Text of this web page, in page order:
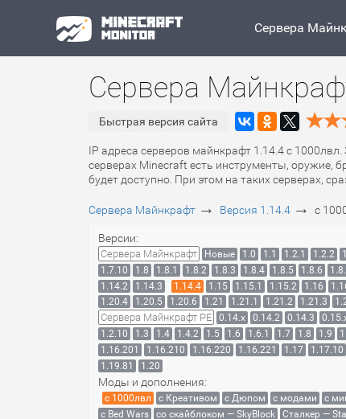
Сервера
Сервера
Быстрая версия сайта
IP адреса серверов майнкрафт 1.14.4 с
серверах Minecraft есть инструменты, оружие,
будет доступно. При этом на таких серверах,
Сервера Майнкрафт → Версия 1.14.4 → с
Версии:
Сервера Майнкрафт Новые 1.0 1.1 1.2.1 1.2.2
1.7.10
1.8 1.8.1 1.8.2 1.8.3 1.8.4 1.8.5 1.8.6
1.14.2
1.14.3 1.14.4 1.15 1.15.1 1.15.2 1.16
1.20.4
1.20.5 1.20.6 1.21 1.21.1 1.21.2 1.21.3
Сервера Майнкрафт PE 0.14.x 0.14.2 0.14.3
1.2.10
1.3 1.4 1.4.2 1.5 1.6 1.6.1 1.7 1.8 1.9
1.16.201
1.16.210 1.16.220 1.16.221 1.17 1.17.10
1.19.81
1.20
Моды и дополнения:
с 1000лвл c Креативом с Дюпом с модами с
с Bed Wars
со скайблоком — SkyBlock Сталкер —